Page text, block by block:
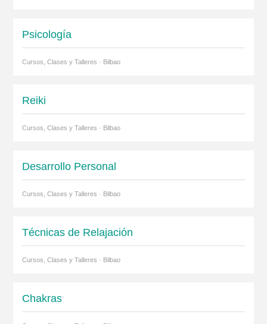
Psicología
Cursos, Clases y Talleres · Bilbao
Reiki
Cursos, Clases y Talleres · Bilbao
Desarrollo Personal
Cursos, Clases y Talleres · Bilbao
Técnicas de Relajación
Cursos, Clases y Talleres · Bilbao
Chakras